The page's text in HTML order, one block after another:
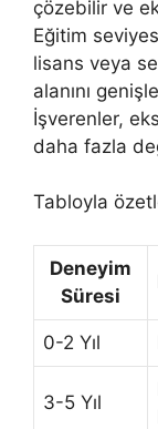
çözebilir ve
Eğitim
lisans veya
alanını
İşverenler,
daha fazla
Tabloyla
Deneyim
Süresi
0-2 Yıl
3-5 Yıl